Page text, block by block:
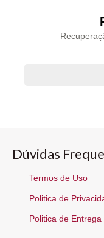
Dúvidas
Termos de Uso
Politica de
Politica de Entrega